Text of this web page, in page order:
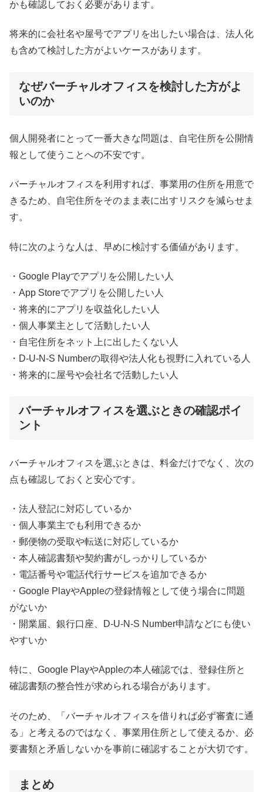
かも確認しておく必要があります。
将来的に会社名や屋号でアプリを出したい場合は、法人化
も含めて検討した方がよいケースがあります。
なぜバーチャルオフィスを検討した方がよ
いのか
個人開発者にとって一番大きな問題は、自宅住所を公開情
報として使うことへの不安です。
バーチャルオフィスを利用すれば、事業用の住所を用意で
きるため、自宅住所をそのまま表に出すリスクを減らせま
す。
特に次のような人は、早めに検討する価値があります。
・Google Playでアプリを公開したい人
・App Storeでアプリを公開したい人
・将来的にアプリを収益化したい人
・個人事業主として活動したい人
・自宅住所をネット上に出したくない人
・D-U-N-S Numberの取得や法人化も視野に入れている人
・将来的に屋号や会社名で活動したい人
バーチャルオフィスを選ぶときの確認ポイ
ント
バーチャルオフィスを選ぶときは、料金だけでなく、次の
点も確認しておくと安心です。
・法人登記に対応しているか
・個人事業主でも利用できるか
・郵便物の受取や転送に対応しているか
・本人確認書類や契約書がしっかりしているか
・電話番号や電話代行サービスを追加できるか
・Google PlayやAppleの登録情報として使う場合に問題
がないか
・開業届、銀行口座、D-U-N-S Number申請などにも使い
やすいか
特に、Google PlayやAppleの本人確認では、登録住所と
確認書類の整合性が求められる場合があります。
そのため、「バーチャルオフィスを借りれば必ず審査に通
る」と考えるのではなく、事業用住所として使えるか、必
要書類と矛盾しないかを事前に確認することが大切です。
まとめ